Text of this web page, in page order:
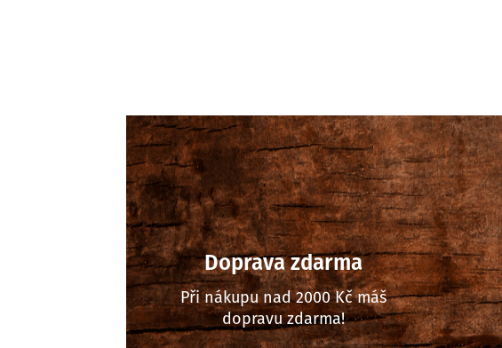
Doprava zdarma
Při nákupu nad 2000 Kč máš
dopravu zdarma!